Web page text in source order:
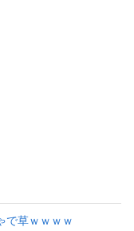
で草ｗｗｗｗ